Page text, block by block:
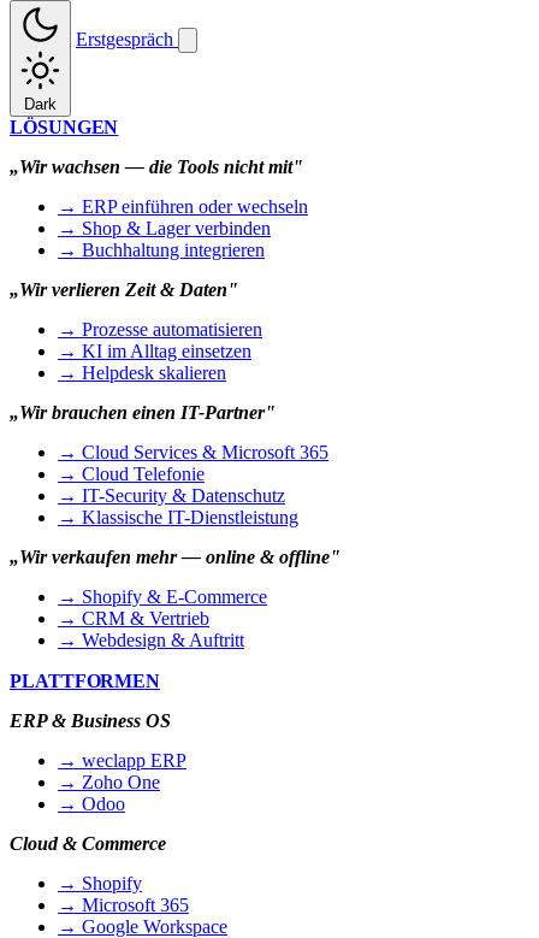
Dark
Erstgespräch
LÖSUNGEN
„Wir wachsen — die Tools nicht mit"
→ ERP einführen oder wechseln
→ Shop & Lager verbinden
→ Buchhaltung integrieren
„Wir verlieren Zeit & Daten"
→ Prozesse automatisieren
→ KI im Alltag einsetzen
→ Helpdesk skalieren
„Wir brauchen einen IT-Partner"
→ Cloud Services & Microsoft 365
→ Cloud Telefonie
→ IT-Security & Datenschutz
→ Klassische IT-Dienstleistung
„Wir verkaufen mehr — online & offline"
→ Shopify & E-Commerce
→ CRM & Vertrieb
→ Webdesign & Auftritt
PLATTFORMEN
ERP & Business OS
→ weclapp ERP
→ Zoho One
→ Odoo
Cloud & Commerce
→ Shopify
→ Microsoft 365
→ Google Workspace